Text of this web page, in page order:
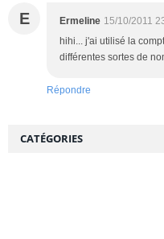
E Ermeline 15/10/2011
hihi... j'ai utilisé la
différentes sortes de
Répondre
CATÉGORIES